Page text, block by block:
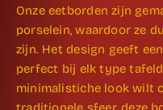
Onze eetborden zijn
porselein, waardoor ze
zijn. Het design geeft
perfect bij elk type
minimalistiche look wilt